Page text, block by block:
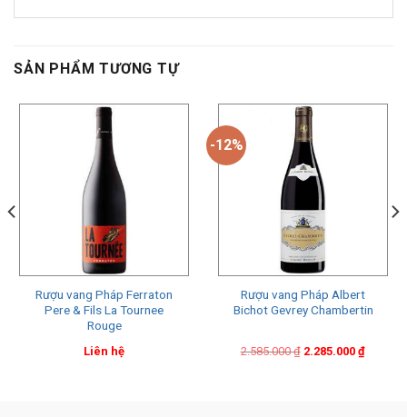
SẢN PHẨM TƯƠNG TỰ
Rượu vang Pháp Ferraton
Pere & Fils La Tournee
Rouge
Liên hệ
-12%
Rượu vang Pháp Albert
Bichot Gevrey Chambertin
2.585.000₫
Original
2.285.000₫
Current